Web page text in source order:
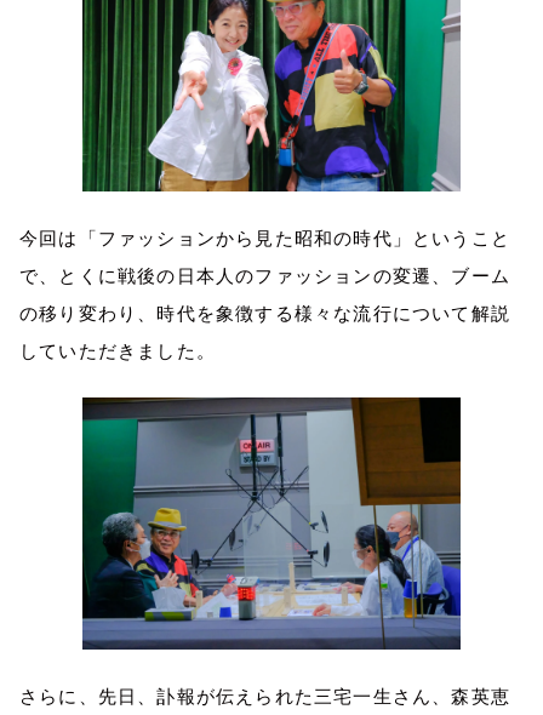
今回は「ファッションから見た昭和の時代」ということ
で、とくに戦後の日本人のファッションの変遷、ブーム
の移り変わり、時代を象徴する様々な流行について解説
していただきました。
さらに、先日、訃報が伝えられた三宅一生さん、森英恵